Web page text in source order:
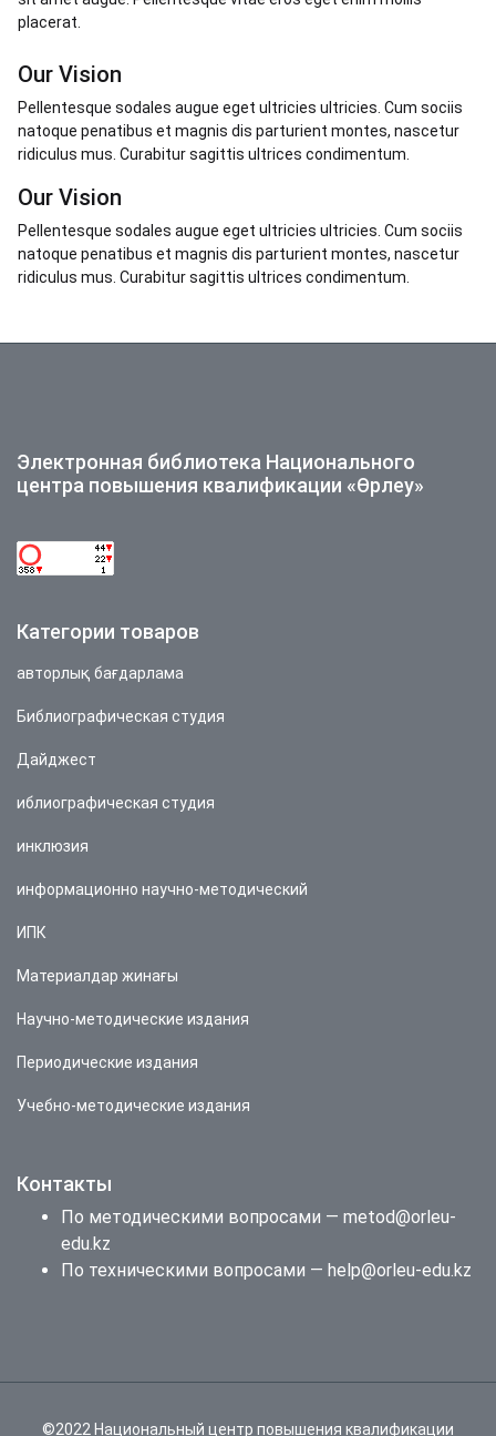
placerat.
Our Vision
Pellentesque sodales augue eget ultricies ultricies. Cum sociis
natoque penatibus et magnis dis parturient montes, nascetur
ridiculus mus. Curabitur sagittis ultrices condimentum.
Our Vision
Pellentesque sodales augue eget ultricies ultricies. Cum sociis
natoque penatibus et magnis dis parturient montes, nascetur
ridiculus mus. Curabitur sagittis ultrices condimentum.
Электронная библиотека Национального
центра повышения квалификации «Өрлеу»
Категории товаров
авторлық бағдарлама
Библиографическая студия
Дайджест
иблиографическая студия
инклюзия
информационно научно-методический
ИПК
Материалдар жинағы
Научно-методические издания
Периодические издания
Учебно-методические издания
Контакты
По методическими вопросами — metod@orleu-
edu.kz
По техническими вопросами — help@orleu-edu.kz
©2022 Национальный центр повышения квалификации